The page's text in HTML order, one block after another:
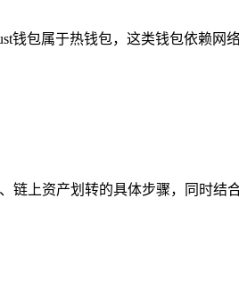
钱包属于热钱包，这类钱包依赖网
链上资产划转的具体步骤，同时结